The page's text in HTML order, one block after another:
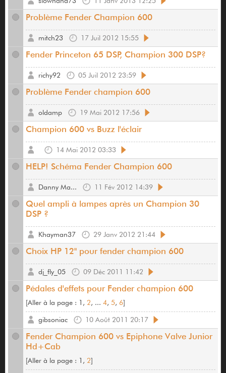
Problème Fender Champion 600
17 Juil 2012 15:55
mitch23
Fender Princeton 65 DSP, Champion 300 DSP?
05 Juil 2012 23:59
richy92
Problème Fender champion 600
19 Mai 2012 17:56
oldamp
Champion 600 vs Buzz l'éclair
14 Mai 2012 03:33
HELP! Schéma Fender Champion 600
11 Fév 2012 14:39
Danny Ma...
Quel ampli à lampes après un Champion 30
DSP ?
29 Janv 2012 21:44
Khayman37
Choix HP 12" pour fender champion 600
09 Déc 2011 11:42
dj_fly_05
Pédales d'effets pour Fender champion 600
[Aller à la page : 1, 2, ... 4, 5, 6]
10 Août 2011 20:17
gibsoniac
Fender Champion 600 vs Epiphone Valve Junior
Hd+Cab
[Aller à la page : 1, 2]